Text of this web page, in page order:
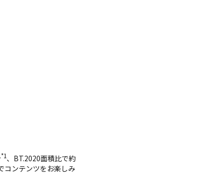
*1、BT.2020面積比で約
コンテンツをお楽しみ